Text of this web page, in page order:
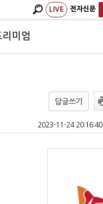
LIVE 전자신문
리미엄
답글쓰기
2023-11-24 20:16:40